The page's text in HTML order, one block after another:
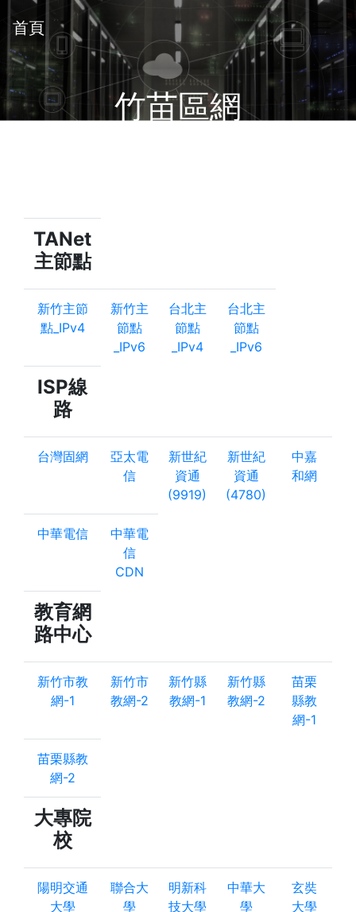
首頁
竹苗區網
TANet
主節點
新竹主節
點_IPv4
新竹主
節點
_IPv6
台北主
節點
_IPv4
台北主
節點
_IPv6
ISP線
路
台灣固網
亞太電
信
新世紀
資通
(9919)
新世紀
資通
(4780)
中嘉
和網
中華電信
中華電
信
CDN
教育網
路中心
新竹市教
網-1
新竹市
教網-2
新竹縣
教網-1
新竹縣
教網-2
苗栗
縣教
網-1
苗栗縣教
網-2
大專院
校
陽明交通
大學
聯合大
學
明新科
技大學
中華大
學
玄奘
大學